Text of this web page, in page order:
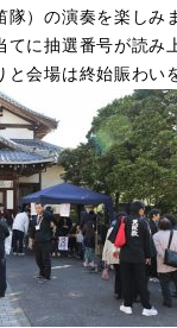
隊）の演奏を楽し
てに抽選番号が読み
と会場は終始賑わい